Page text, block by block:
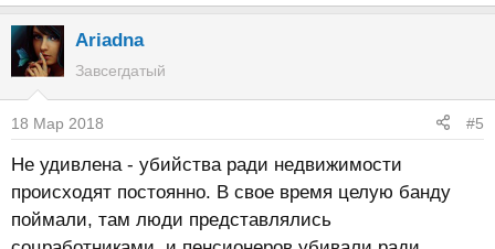
Ariadna
Завсегдатый
18 Мар 2018 #5
Не удивлена - убийства ради недвижимости
происходят постоянно. В свое время целую банду
поймали, там люди представлялись